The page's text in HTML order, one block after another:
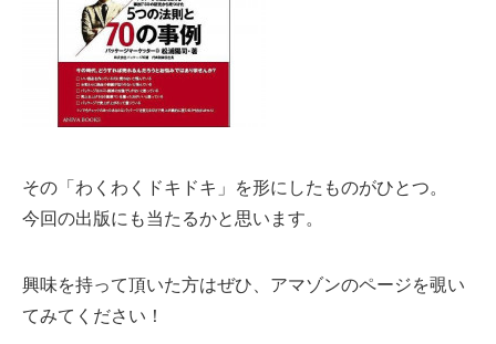
その「わくわくドキドキ」を形にしたものがひとつ。
今回の出版にも当たるかと思います。
興味を持って頂いた方はぜひ、アマゾンのページを覗い
てみてください！